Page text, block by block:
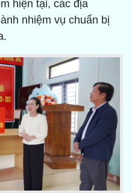
hiện tại, các địa
nhiệm vụ chuẩn bị